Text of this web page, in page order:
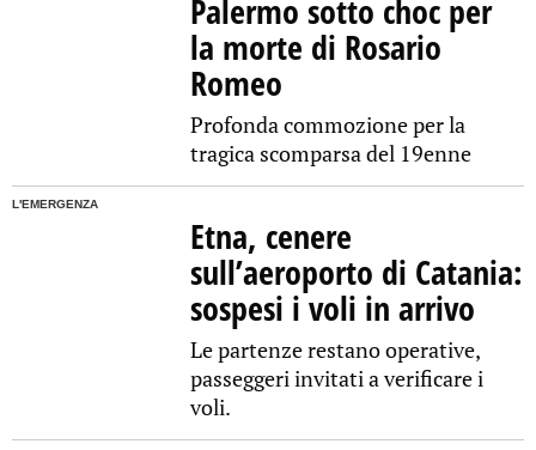
Palermo sotto choc per
la morte di Rosario
Romeo
Profonda commozione per la
tragica scomparsa del 19enne
L'EMERGENZA
Etna, cenere
sull’aeroporto di Catania:
sospesi i voli in arrivo
Le partenze restano operative,
passeggeri invitati a verificare i
voli.